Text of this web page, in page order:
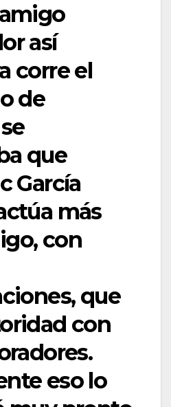
así
corre el
de
que
García
más
con
que
con
eso lo